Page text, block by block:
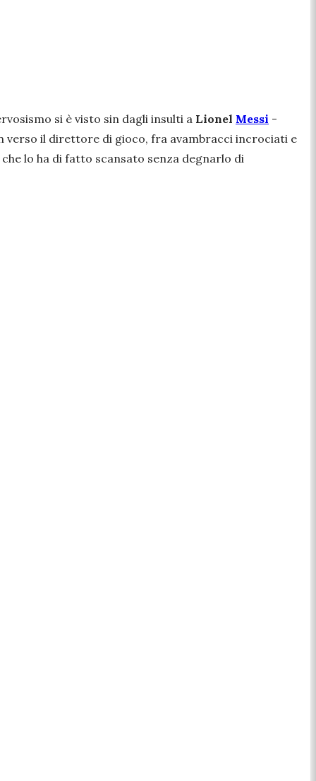
si è visto sin dagli insulti a Lionel Messi -
verso il direttore di gioco, fra avambracci incrociati e
che lo ha di fatto scansato senza degnarlo di